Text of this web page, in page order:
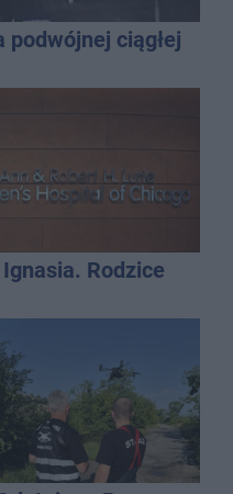
podwójnej ciągłej
Rodzice